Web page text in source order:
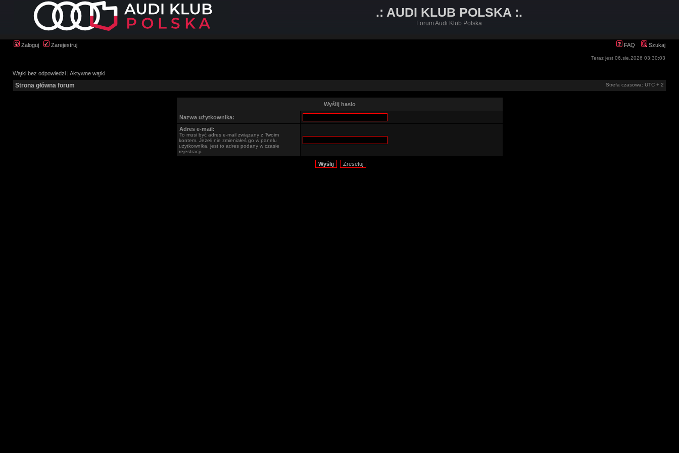
.: AUDI KLUB POLSKA :.
Forum Audi Klub Polska
Zaloguj Zarejestruj FAQ Szukaj
Teraz jest 06.sie.2026 03:30:03
Wątki bez odpowiedzi | Aktywne wątki
Strona główna forum Strefa czasowa: UTC + 2
Wyślij hasło
Nazwa użytkownika:
Adres e-mail:
To musi być adres e-mail związany z Twoim
kontem. Jeżeli nie zmieniałeś go w panelu
użytkownika, jest to adres podany w czasie
rejestracji.